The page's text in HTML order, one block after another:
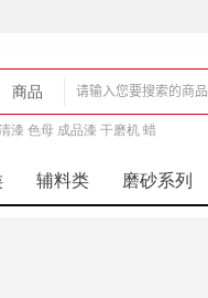
商品
店铺
漆 色母 成品漆 干磨机 蜡
辅料类 磨砂系列